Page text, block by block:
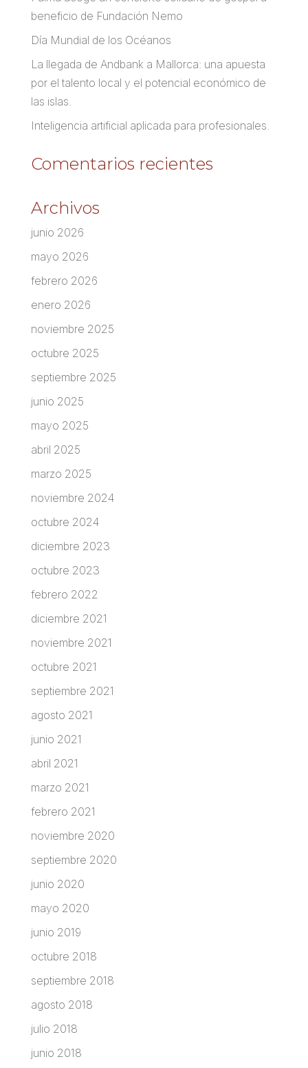
beneficio de Fundación Nemo
Día Mundial de los Océanos
La llegada de Andbank a Mallorca: una apuesta
por el talento local y el potencial económico de
las islas.
Inteligencia artificial aplicada para profesionales.
Comentarios recientes
Archivos
junio 2026
mayo 2026
febrero 2026
enero 2026
noviembre 2025
octubre 2025
septiembre 2025
junio 2025
mayo 2025
abril 2025
marzo 2025
noviembre 2024
octubre 2024
diciembre 2023
octubre 2023
febrero 2022
diciembre 2021
noviembre 2021
octubre 2021
septiembre 2021
agosto 2021
junio 2021
abril 2021
marzo 2021
febrero 2021
noviembre 2020
septiembre 2020
junio 2020
mayo 2020
junio 2019
octubre 2018
septiembre 2018
agosto 2018
julio 2018
junio 2018